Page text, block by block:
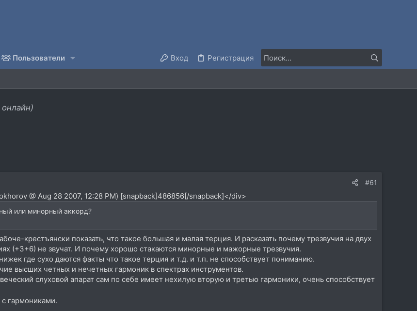
Пользователи Вход Регистрация
онлайн)
#61
@ Aug 28 2007, 12:28 PM) [snapback]486856[/snapback]</div>
или минорный аккорд?
крестъянски показать, что такое большая и малая терция. И расказать почему трезвучия на двух
(+3+6) не звучат. И почему хорошо стакаются минорные и мажорные трезвучия.
где сухо даются факты что такое терция и т.д. и т.п. не способствует пониманию.
высших четных и нечетных гармоник в спектрах инструментов.
слуховой апарат сам по себе имеет нехилую вторую и третью гармоники, очень способствует
гармониками.